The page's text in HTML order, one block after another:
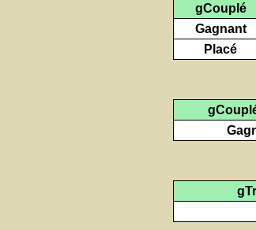
gCouplé
Gagnant
Placé